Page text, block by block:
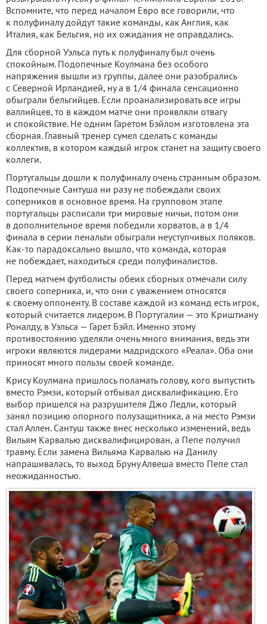
Вспомните, что перед началом Евро все говорили, что
к полуфиналу дойдут такие команды, как Англия, как
Италия, как Бельгия, но их ожидания не оправдались.
Для сборной Уэльса путь к полуфиналу был очень
спокойным. Подопечные Коулмана без особого
напряжения вышли из группы, далее они разобрались
с Северной Ирландией, ну а в 1/4 финала сенсационно
обыграли бельгийцев. Если проанализировать все игры
валлийцев, то в каждом матче они проявляли отвагу
и спокойствие. Не одним Гаретом Бэйлом изготовлена эта
сборная. Главный тренер сумел сделать с команды
коллектив, в котором каждый игрок станет на защиту своего
коллеги.
Португальцы дошли к полуфиналу очень странным образом.
Подопечные Сантуша ни разу не побеждали своих
соперников в основное время. На групповом этапе
португальцы расписали три мировые ничьи, потом они
в дополнительное время победили хорватов, а в 1/4
финала в серии пенальти обыграли неуступчивых поляков.
Как-то парадоксально вышло, что команда, которая
не побеждает, находиться среди полуфиналистов.
Перед матчем футболисты обеих сборных отмечали силу
своего соперника, и, что они с уважением относятся
к своему оппоненту. В составе каждой из команд есть игрок,
который считается лидером. В Португалии — это Криштиану
Роналду, в Уэльса — Гарет Бэйл. Именно этому
противостоянию уделяли очень много внимания, ведь эти
игроки являются лидерами мадридского «Реала». Оба они
приносят много пользы своей команде.
Крису Коулмана пришлось поламать голову, кого выпустить
вместо Рэмзи, который отбывал дисквалификацию. Его
выбор пришелся на разрушителя Джо Ледли, который
занял позицию опорного полузащитника, а на место Рэмзи
стал Аллен. Сантуш также внес несколько изменений, ведь
Вильям Карвалью дисквалифицирован, а Пепе получил
травму. Если замена Вильяма Карвалью на Данилу
напрашивалась, то выход Бруну Алвеша вместо Пепе стал
неожиданностью.